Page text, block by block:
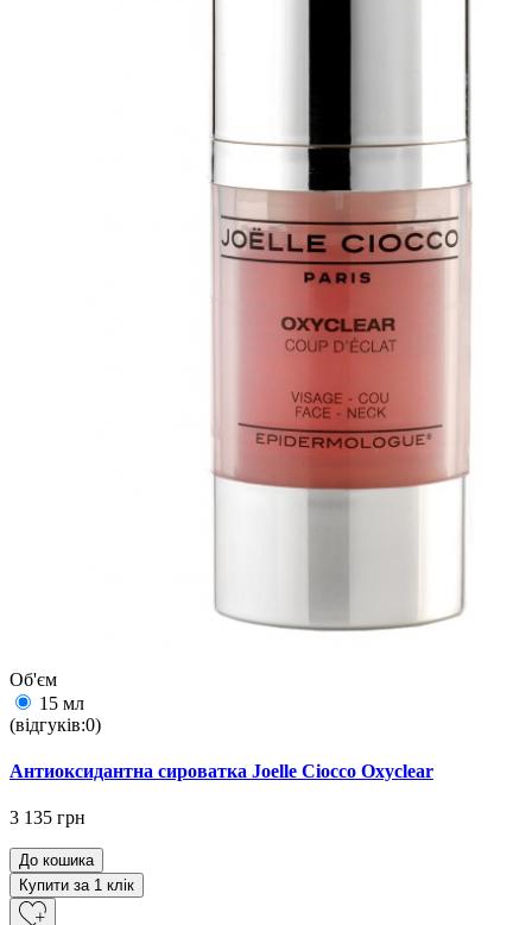
Об'єм
15 мл
(відгуків:0)
Антиоксидантна сироватка Joelle Ciocco Oxyclear
3 135 грн
До кошика
Купити за 1 клiк